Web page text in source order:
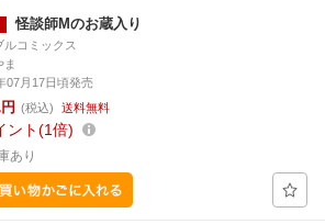
怪談師Mのお蔵入り
ルコミックス
ま
07月17日頃発売
円 (税込) 送料無料
ント 1倍
あり